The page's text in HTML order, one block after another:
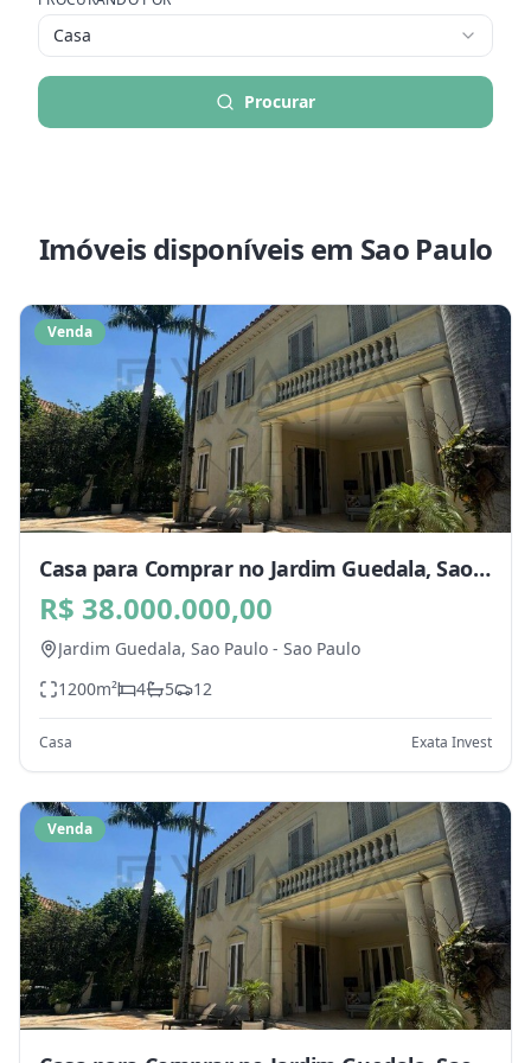
Casa
Procurar
Imóveis disponíveis em Sao Paulo
Venda
Casa para Comprar no Jardim Guedala, Sao
Paulo - SP
R$ 38.000.000,00
Jardim Guedala, Sao Paulo - Sao Paulo
1200m² 4 5 12
Casa Exata Invest
Venda